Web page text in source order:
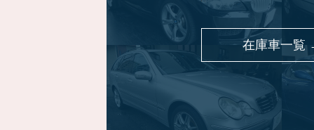
在庫車一覧